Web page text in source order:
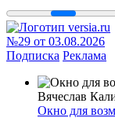
№29 от 03.08.2026
Подписка Реклама
Вячеслав
Окно для